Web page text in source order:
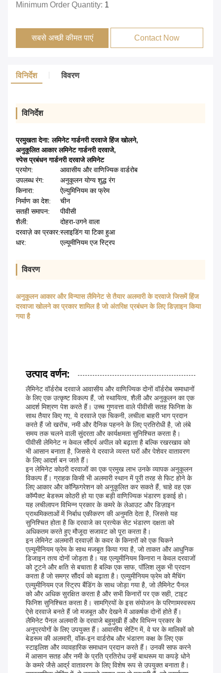
Minimum Order Quantity: 1
सबसे अच्छी कीमत पाएं Contact Now
विनिर्देश विवरण
विनिर्देश
प्रमुखता देना:लमिनेट गार्डनरी दरवाजे हिंज खोलने,
अनुकूलित आकार लमिनेट गार्डनरी दरवाजे,
स्पेस प्रबंधन गार्डनरी दरवाजे लमिनेट
प्रयोग:
आवासीय और वाणिज्यिक वार्डरोब
उपलब्ध रंग:
अनुकूलन योग्य शुद्ध रंग
किनारा:
ऐल्युमिनियम का फ्रेम
निर्माण का देश:
चीन
सतही समापन:
पीवीसी
शैली:
दोहरा-उगने वाला
दरवाज़े का प्रकार:स्लाइडिंग या टिका हुआ
धार:
एल्यूमीनियम एज स्ट्रिप
विवरण
अनुकूलन आकार और विन्यास लैमिनेट से तैयार अलमारी के दरवाजे जिसमें हिंज
दरवाजा खोलने का प्रकार शामिल है जो अंतरिक्ष प्रबंधन के लिए डिज़ाइन किया
गया है
उत्पाद वर्णन:
लैमिनेट वॉर्डरोब दरवाजे आवासीय और वाणिज्यिक दोनों वॉर्डरोब समाधानों
के लिए एक उत्कृष्ट विकल्प हैं, जो स्थायित्व, शैली और अनुकूलन का एक
आदर्श मिश्रण पेश करते हैं। उच्च गुणवत्ता वाले पीवीसी सतह फिनिश के
साथ तैयार किए गए, ये दरवाजे एक चिकनी, लचीला बाहरी भाग प्रदान
करते हैं जो खरोंच, नमी और दैनिक पहनने के लिए प्रतिरोधी है, जो लंबे
समय तक चलने वाली सुंदरता और कार्यक्षमता सुनिश्चित करता है।
पीवीसी लेमिनेट न केवल सौंदर्य अपील को बढ़ाता है बल्कि रखरखाव को
भी आसान बनाता है, जिससे ये दरवाजे व्यस्त घरों और पेशेवर वातावरण
के लिए आदर्श बन जाते हैं।
इन लेमिनेट कोठरी दरवाजों का एक प्रमुख लाभ उनके व्यापक अनुकूलन
विकल्प हैं। ग्राहक किसी भी अलमारी स्थान में पूरी तरह से फिट होने के
लिए आकार और कॉन्फ़िगरेशन को अनुकूलित कर सकते हैं, चाहे वह एक
कॉम्पैक्ट बेडरूम कोठरी हो या एक बड़ी वाणिज्यिक भंडारण इकाई हो।
यह लचीलापन विभिन्न प्रकार के कमरे के लेआउट और डिज़ाइन
प्राथमिकताओं में निर्बाध एकीकरण की अनुमति देता है, जिससे यह
सुनिश्चित होता है कि दरवाजे का प्रत्येक सेट भंडारण दक्षता को
अधिकतम करते हुए मौजूदा सजावट को पूरा करता है।
इन लेमिनेट अलमारी दरवाज़ों के कवर के किनारों को एक चिकने
एल्यूमीनियम फ्रेम के साथ मजबूत किया गया है, जो ताकत और आधुनिक
डिजाइन तत्व दोनों जोड़ता है। यह एल्यूमीनियम किनारा न केवल दरवाजों
को टूटने और क्षति से बचाता है बल्कि एक साफ, पॉलिश लुक भी प्रदान
करता है जो समग्र सौंदर्य को बढ़ाता है। एल्युमीनियम फ्रेम को मैचिंग
एल्युमीनियम एज स्ट्रिप बैंडिंग के साथ जोड़ा गया है, जो लैमिनेट पैनल
को और अधिक सुरक्षित करता है और सभी किनारों पर एक सही, टाइट
फिनिश सुनिश्चित करता है। सामग्रियों के इस संयोजन के परिणामस्वरूप
ऐसे दरवाजे बनते हैं जो मजबूत और देखने में आकर्षक दोनों होते हैं।
लैमिनेट पैनल अलमारी के दरवाजे बहुमुखी हैं और विभिन्न प्रकार के
अनुप्रयोगों के लिए उपयुक्त हैं। आवासीय सेटिंग में, वे घर के मालिकों को
बेडरूम की अलमारी, वॉक-इन वार्डरोब और भंडारण कक्ष के लिए एक
स्टाइलिश और व्यावहारिक समाधान प्रदान करते हैं। उनकी साफ करने
में आसान सतह और नमी के प्रति प्रतिरोध उन्हें बाथरूम या कपड़े धोने
के कमरे जैसे आर्द्र वातावरण के लिए विशेष रूप से उपयुक्त बनाता है।